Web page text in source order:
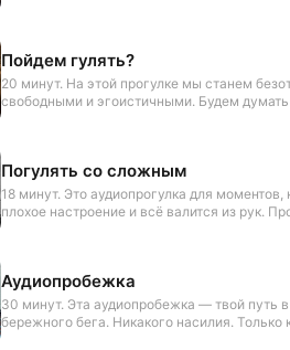
Пойдем гулять?
20 минут. На этой прогулке мы станем
свободными и эгоистичными. Будем думать
Погулять со сложным
18 минут. Это аудиопрогулка для моментов,
плохое настроение и всё валится из рук.
Аудиопробежка
30 минут. Эта аудиопробежка — твой путь
бережного бега. Никакого насилия. Только